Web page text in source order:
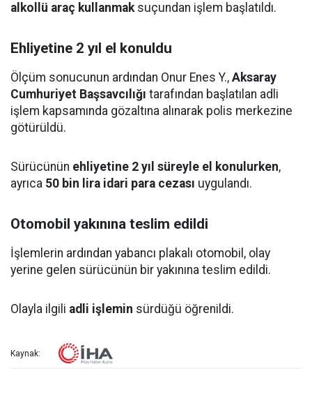
alkollü araç kullanmaksuçundan işlem başlatıldı.
Ehliyetine 2 yıl el konuldu
Ölçüm sonucunun ardından Onur Enes Y., Aksaray
Cumhuriyet Başsavcılığı tarafından başlatılan adli
işlem kapsamında gözaltına alınarak polis merkezine
götürüldü.
Sürücünün ehliyetine 2 yıl süreyle el konulurken,
ayrıca 50 bin lira idari para cezası uygulandı.
Otomobil yakınına teslim edildi
İşlemlerin ardından yabancı plakalı otomobil, olay
yerine gelen sürücünün bir yakınına teslim edildi.
Olayla ilgili adli işlemin sürdüğü öğrenildi.
Kaynak: